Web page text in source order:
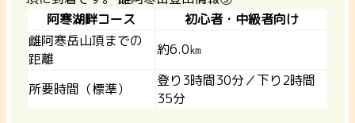
阿寒湖畔コース
初心者・中級者向け
雌阿寒岳山頂までの
距離
約6.0㎞
所要時間（標準）
登り3時間30分／下り2時間
35分